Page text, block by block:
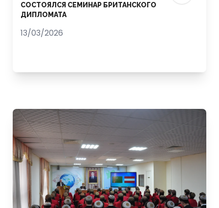
СОСТОЯЛСЯ СЕМИНАР БРИТАНСКОГО
ДИПЛОМАТА
13/03/2026